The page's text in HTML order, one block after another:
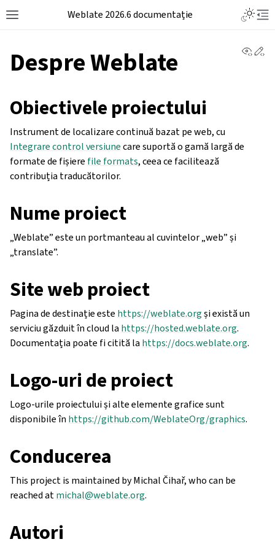
Weblate 2026.6 documentație
Despre Weblate
Obiectivele proiectului
Instrument de localizare continuă bazat pe web, cu
Integrare control versiunecare suportă o gamă largă de
formate de fișiere file formats, ceea ce facilitează
contribuția traducătorilor.
Nume proiect
„Weblate” este un portmanteau al cuvintelor „web” și
„translate”.
Site web proiect
Pagina de destinație este https://weblate.orgși există un
serviciu găzduit în cloud la https://hosted.weblate.org.
Documentația poate fi citită la https://docs.weblate.org.
Logo-uri de proiect
Logo-urile proiectului și alte elemente grafice sunt
disponibile în https://github.com/WeblateOrg/graphics.
Conducerea
This project is maintained by Michal Čihař, who can be
reached atmichal@weblate.org.
Autori